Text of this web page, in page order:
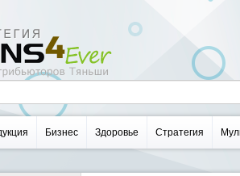
Бизнес Здоровье Стратегия